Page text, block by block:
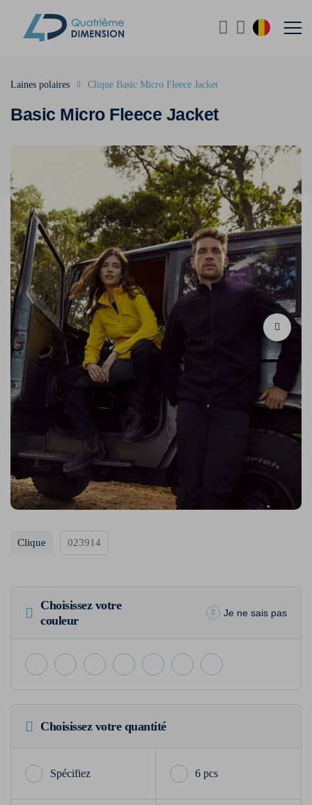
Basic Micro Fleece Jacket
Laines polaires Clique Basic Micro Fleece Jacket
Clique 023914
Choisissez votre
couleur
Je ne sais pas
Choisissez votre quantité
6 pcs